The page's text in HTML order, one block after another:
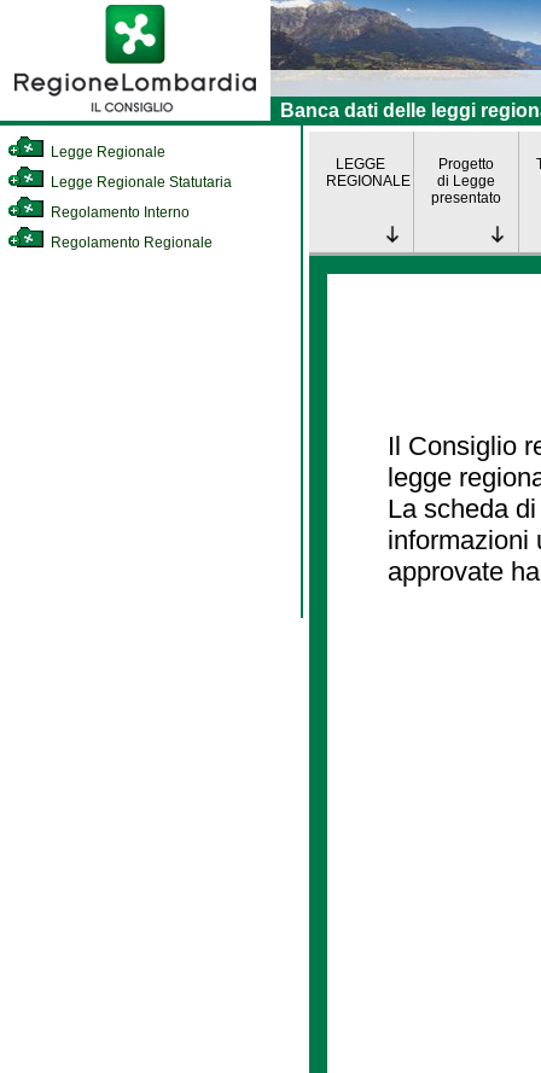
Banca dati delle leggi
Legge Regionale
Legge Regionale Statutaria
Regolamento Interno
Regolamento Regionale
LEGGE
REGIONALE
Progetto
di Legge
presentato
Il Consiglio
legge
La scheda
informazioni
approvate